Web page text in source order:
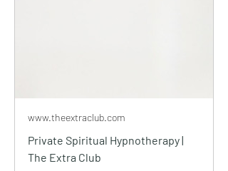
www.theextraclub.com
Private Spiritual Hypnotherapy |
The Extra Club